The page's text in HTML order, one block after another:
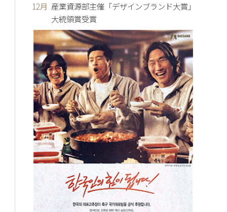
12月 産業資源部主催「デザインブランド大賞」
大統領賞受賞